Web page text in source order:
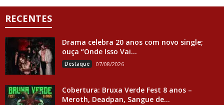
RECENTES
Drama celebra 20 anos com novo single;
ouça “Onde Isso Vai...
Destaque 07/08/2026
Cobertura: Bruxa Verde Fest 8 anos –
Meroth, Deadpan, Sangue de...